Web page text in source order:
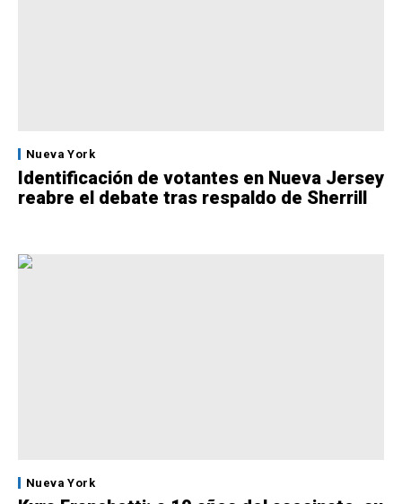
Nueva York
Identificación de votantes en Nueva Jersey
reabre el debate tras respaldo de Sherrill
Nueva York